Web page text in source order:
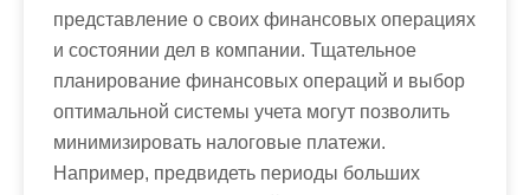
представление о своих финансовых операциях
и состоянии дел в компании. Тщательное
планирование финансовых операций и выбор
оптимальной системы учета могут позволить
минимизировать налоговые платежи.
Например, предвидеть периоды больших